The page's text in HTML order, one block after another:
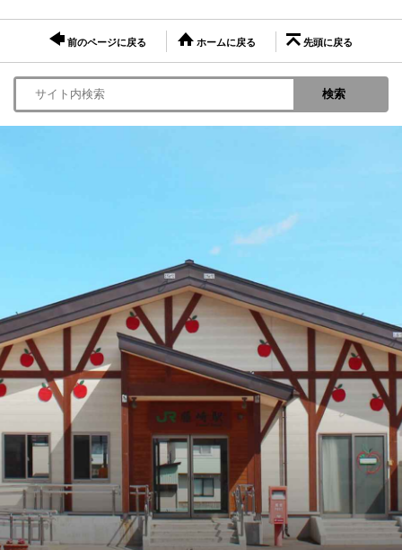
前のページに戻る ホームに戻る 先頭に戻る